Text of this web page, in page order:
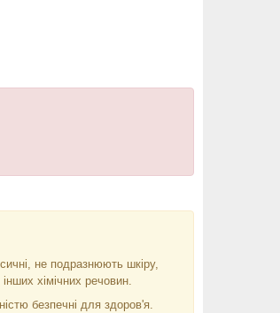
не подразнюють шкіру,
хімічних речовин.
безпечні для здоров'я.